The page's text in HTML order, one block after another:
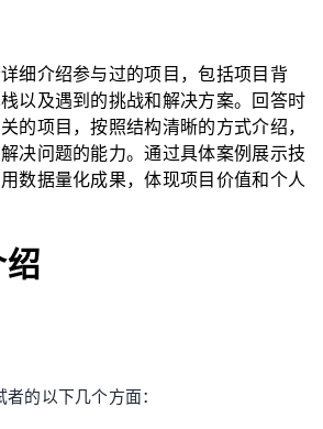
细介绍参与过的项目，包括项目背
以及遇到的挑战和解决方案。回答时
的项目，按照结构清晰的方式介绍，
决问题的能力。通过具体案例展示技
数据量化成果，体现项目价值和个人
的以下几个方面：